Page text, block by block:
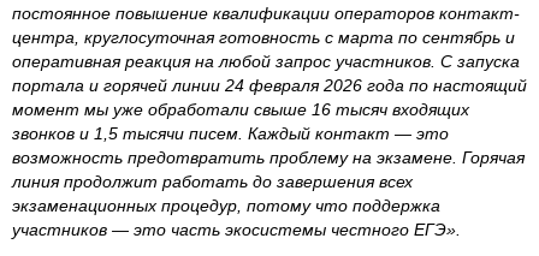
постоянное повышение квалификации операторов контакт-
центра, круглосуточная готовность с марта по сентябрь и
оперативная реакция на любой запрос участников. С запуска
портала и горячей линии 24 февраля 2026 года по настоящий
момент мы уже обработали свыше 16 тысяч входящих
звонков и 1,5 тысячи писем. Каждый контакт — это
возможность предотвратить проблему на экзамене. Горячая
линия продолжит работать до завершения всех
экзаменационных процедур, потому что поддержка
участников — это часть экосистемы честного ЕГЭ».